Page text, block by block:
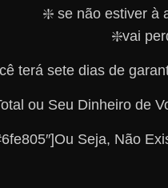
❇️ se não estiver à
❇️vai
terá sete dias de
ou Seu Dinheiro de
Seja, Não